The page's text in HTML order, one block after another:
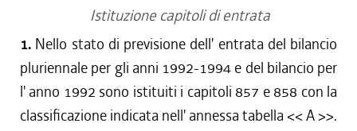
Istituzione capitoli di entrata
1. Nello stato di previsione dell' entrata del bilancio
pluriennale per gli anni 1992-1994 e del bilancio per
l' anno 1992 sono istituiti i capitoli 857 e 858 con la
classificazione indicata nell' annessa tabella << A >>.